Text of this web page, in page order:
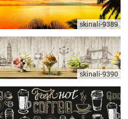
skinali-9389
skinali-9390